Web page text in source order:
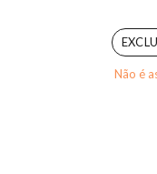
Não é